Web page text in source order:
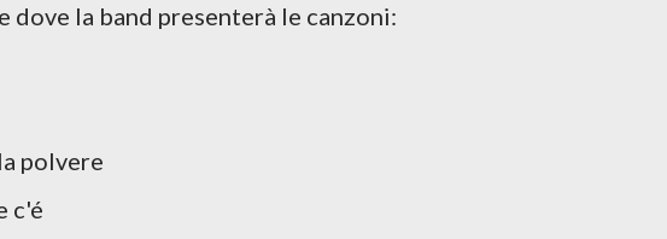
dove la band presenterà le canzoni:
polvere
c'é